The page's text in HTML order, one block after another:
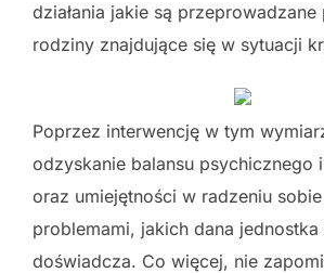
działania jakie są
rodziny znajdujące się w sytuacji
Poprzez interwencję w tym
odzyskanie balansu psychicznego
oraz umiejętności w radzeniu
problemami, jakich dana
doświadcza. Co więcej, nie